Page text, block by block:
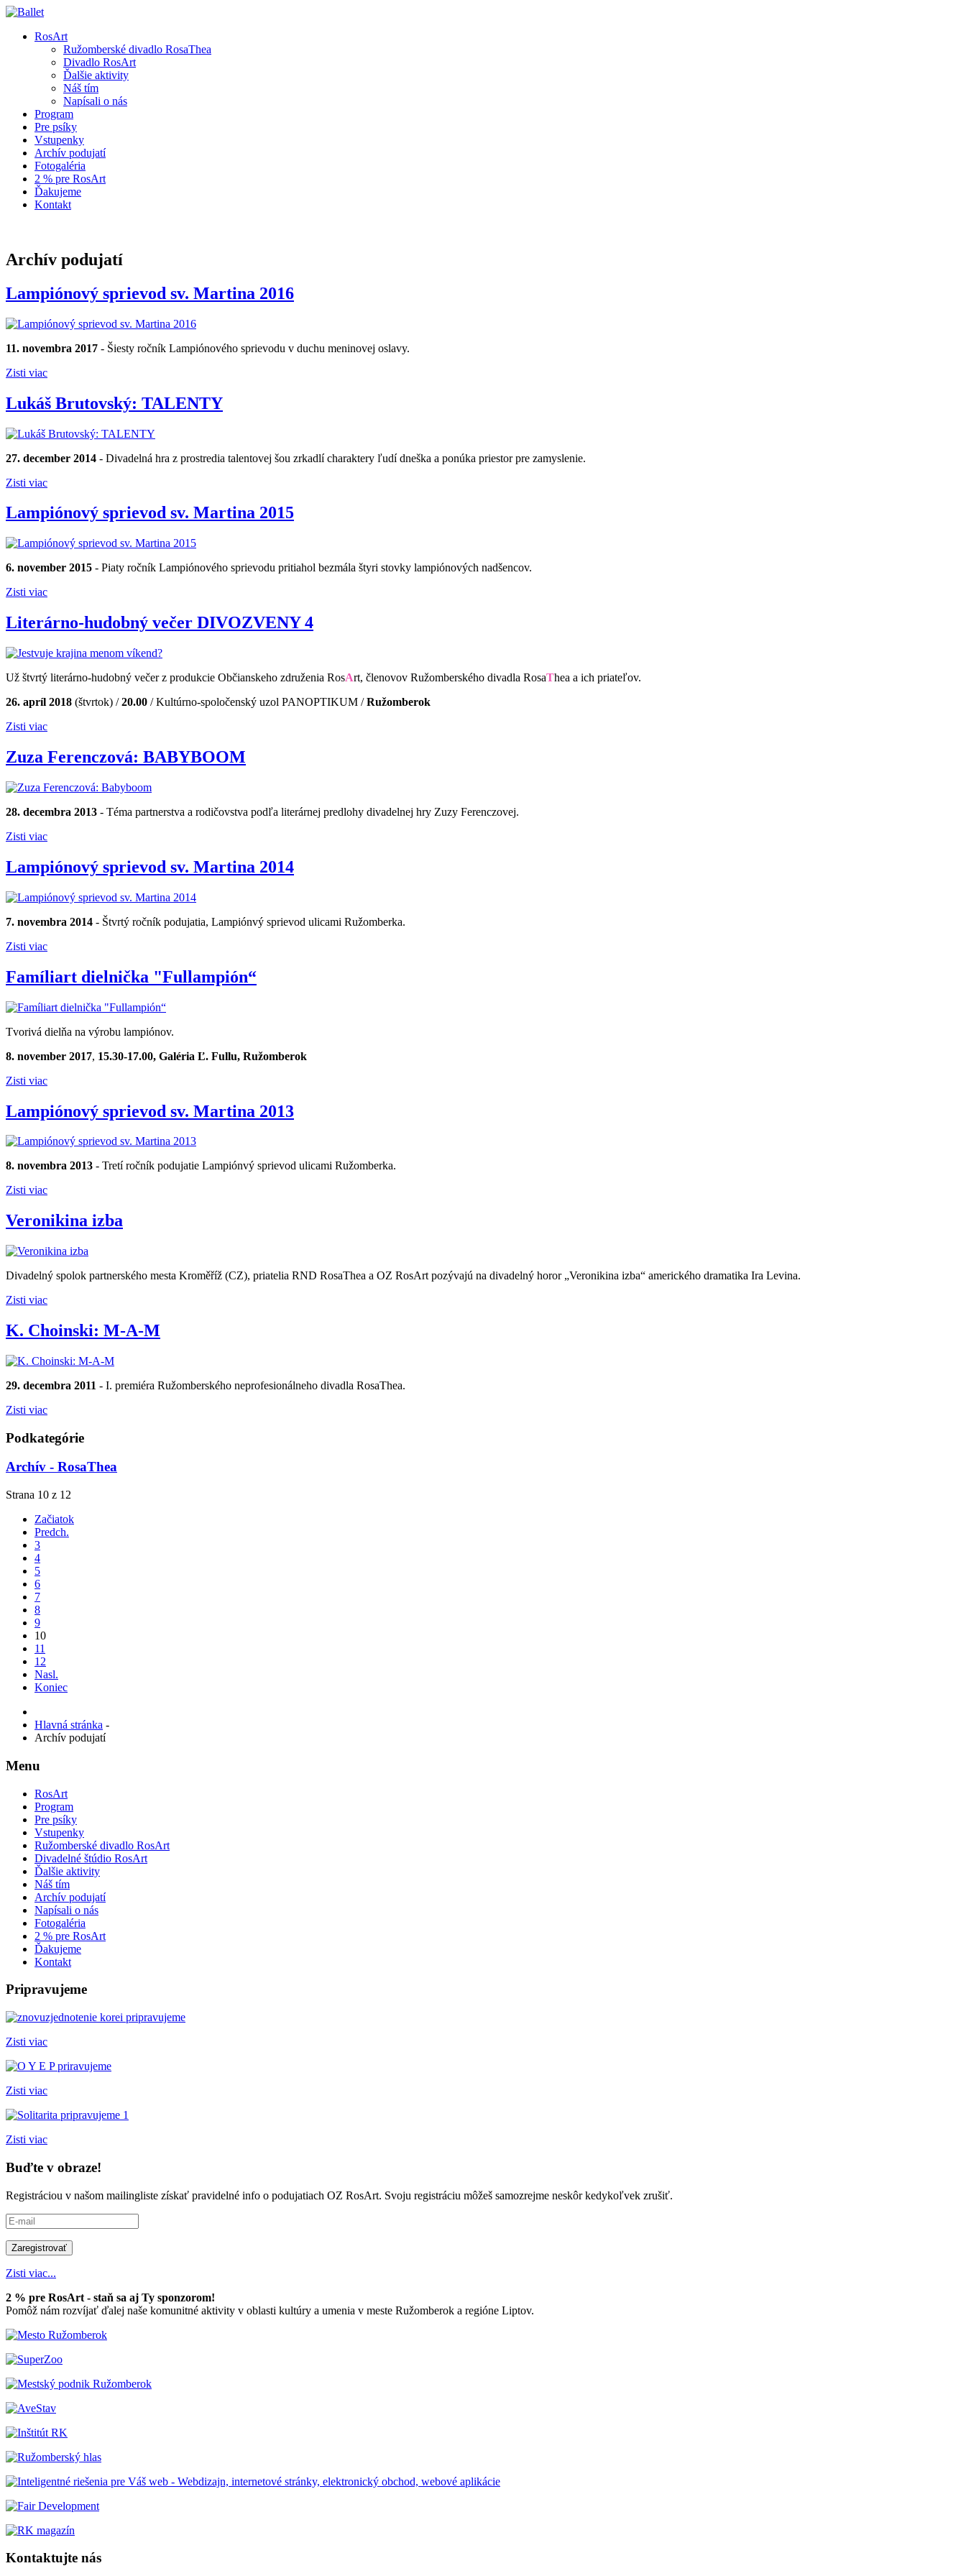
RosArt
Ružomberské divadlo RosaThea
Divadlo RosArt
Ďalšie aktivity
Náš tím
Napísali o nás
Program
Pre psíky
Vstupenky
Archív podujatí
Fotogaléria
2 % pre RosArt
Ďakujeme
Kontakt
Archív podujatí
Lampiónový sprievod sv. Martina 2016
11. novembra 2017 - Šiesty ročník Lampiónového sprievodu v duchu meninovej oslavy.
Zisti viac
Lukáš Brutovský: TALENTY
27. december 2014 - Divadelná hra z prostredia talentovej šou zrkadlí charaktery ľudí dneška a ponúka priestor pre zamyslenie.
Zisti viac
Lampiónový sprievod sv. Martina 2015
6. november 2015 - Piaty ročník Lampiónového sprievodu pritiahol bezmála štyri stovky lampiónových nadšencov.
Zisti viac
Literárno-hudobný večer DIVOZVENY 4
Už štvrtý literárno-hudobný večer z produkcie Občianskeho združenia RosArt, členovov Ružomberského divadla RosaThea a ich priateľov.
26. apríl 2018 (štvrtok) /20.00 / Kultúrno-spoločenský uzol PANOPTIKUM /Ružomberok
Zisti viac
Zuza Ferenczová: BABYBOOM
28. decembra 2013 - Téma partnerstva a rodičovstva podľa literárnej predlohy divadelnej hry Zuzy Ferenczovej.
Zisti viac
Lampiónový sprievod sv. Martina 2014
7. novembra 2014 - Štvrtý ročník podujatia, Lampiónvý sprievod ulicami Ružomberka.
Zisti viac
Famíliart dielnička "Fullampión“
Tvorivá dielňa na výrobu lampiónov.
8. november 2017, 15.30-17.00, Galéria Ľ. Fullu, Ružomberok
Zisti viac
Lampiónový sprievod sv. Martina 2013
8. novembra 2013 - Tretí ročník podujatie Lampiónvý sprievod ulicami Ružomberka.
Zisti viac
Veronikina izba
Divadelný spolok partnerského mesta Kroměříž (CZ), priatelia RND RosaThea a OZ RosArt pozývajú na divadelný horor „Veronikina izba“ amerického dramatika Ira Levina.
Zisti viac
K. Choinski: M-A-M
29. decembra 2011 - I. premiéra Ružomberského neprofesionálneho divadla RosaThea.
Zisti viac
Podkategórie
Archív - RosaThea
Strana 10 z 12
Začiatok
Predch.
3
4
5
6
7
8
9
10
11
12
Nasl.
Koniec
Hlavná stránka -
Archív podujatí
Menu
RosArt
Program
Pre psíky
Vstupenky
Ružomberské divadlo RosArt
Divadelné štúdio RosArt
Ďalšie aktivity
Náš tím
Archív podujatí
Napísali o nás
Fotogaléria
2 % pre RosArt
Ďakujeme
Kontakt
Pripravujeme
Zisti viac
Zisti viac
Zisti viac
Buďte v obraze!
Registráciou v našom mailingliste získať pravidelné info o podujatiach OZ RosArt. Svoju registráciu môžeš samozrejme neskôr kedykoľvek zrušiť.
Zisti viac...
2 % pre RosArt - staň sa aj Ty sponzorom!
Pomôž nám rozvíjať ďalej naše komunitné aktivity v oblasti kultúry a umenia v meste Ružomberok a regióne Liptov.
Kontaktujte nás